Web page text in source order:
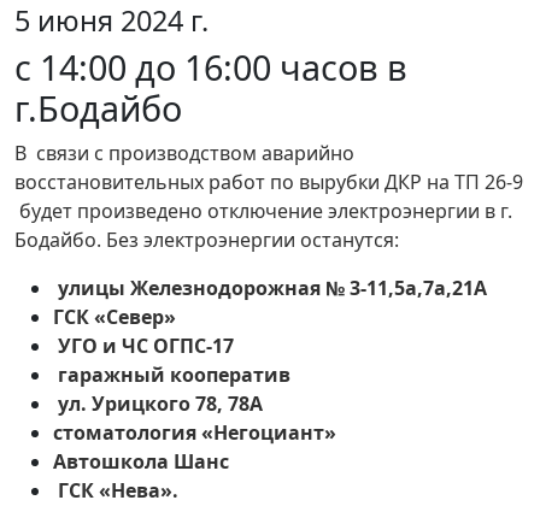
5 июня 2024 г.
с 14:00 до 16:00 часов в
г.Бодайбо
В связи с производством аварийно
восстановительных работ по вырубки ДКР на ТП 26-9
будет произведено отключение электроэнергии в г.
Бодайбо. Без электроэнергии останутся:
улицы Железнодорожная № 3-11,5а,7а,21А
ГСК «Север»
УГО и ЧС ОГПС-17
гаражный кооператив
ул. Урицкого 78, 78А
стоматология «Негоциант»
Автошкола Шанс
ГСК «Нева».